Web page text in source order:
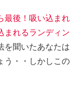
最後！吸い込まれ
まれるランディン
を聞いたあなたは
う・・しかしこの